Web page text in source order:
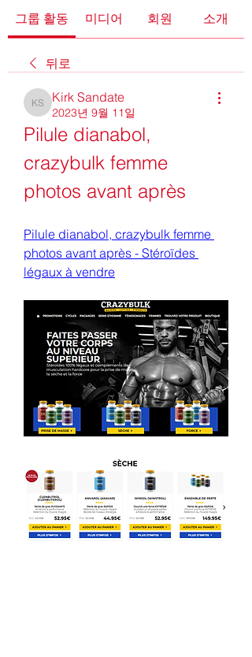
그룹 활동 미디어 회원 소개
뒤로
Kirk Sandate
Kirk Sandate
2023년 9월 11일
Pilule dianabol,
crazybulk femme
photos avant après
Pilule dianabol, crazybulk femme
photos avant après - Stéroïdes
légaux à vendre